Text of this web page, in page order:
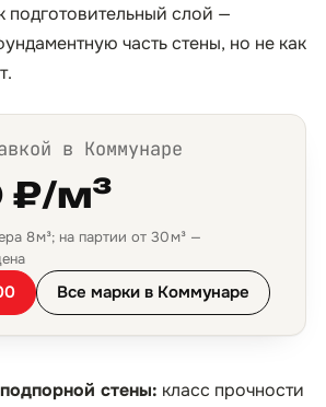
подготовительный слой —
часть стены, но не как
в Коммунаре
₽/м³
8 м³; на партии от 30 м³ —
Все марки в Коммунаре
стены: класс прочности